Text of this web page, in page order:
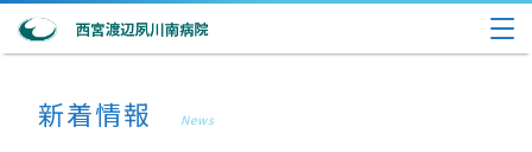
新着情報 News